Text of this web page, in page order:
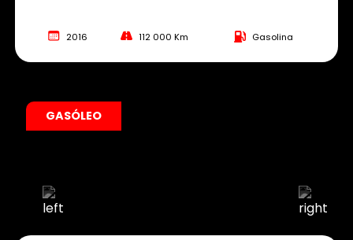
2016 112 000 Km Gasolina
GASÓLEO